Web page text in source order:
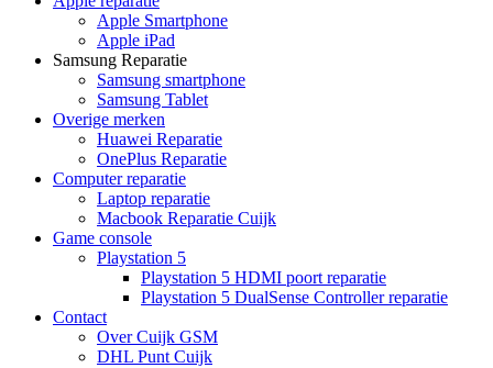
Apple Smartphone
Apple iPad
Samsung Reparatie
Samsung smartphone
Samsung Tablet
Overige merken
Huawei Reparatie
OnePlus Reparatie
Computer reparatie
Laptop reparatie
Macbook Reparatie Cuijk
Game console
Playstation 5
Playstation 5 HDMI poort reparatie
Playstation 5 DualSense Controller reparatie
Contact
Over Cuijk GSM
DHL Punt Cuijk